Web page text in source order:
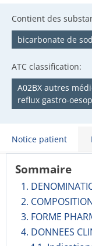
Contient des
bicarbonate de
ATC classification:
A02BX autres
reflux gastro-
Notice patient
Sommaire
1.
2.
3. FORME
4. DONNEES